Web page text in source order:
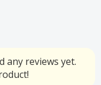
any reviews yet.